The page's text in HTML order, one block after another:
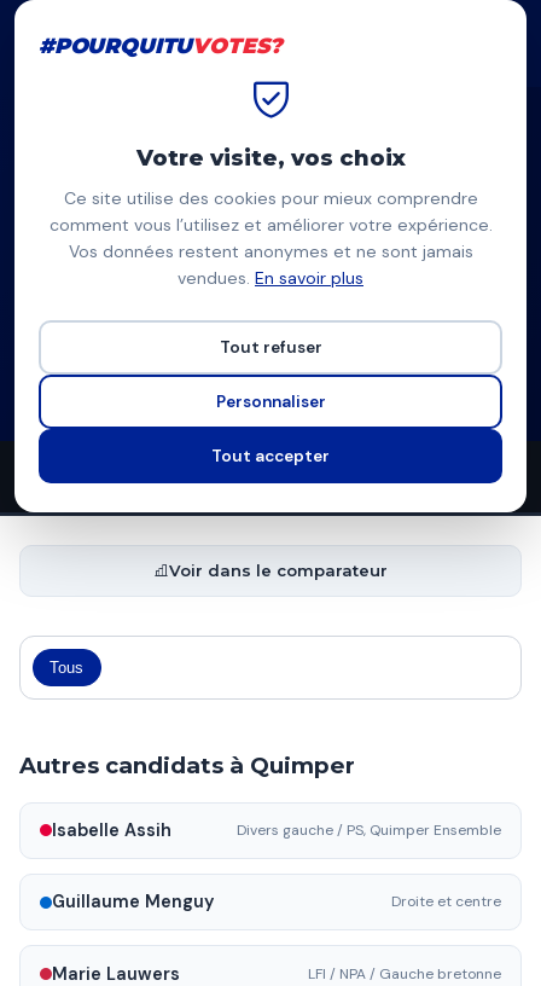
#POURQUITUVOTES?
CH
Chrystel Hénaff
Liste du Rassemblement National
0propositions0thèmes couverts4candidats en lice
Voir dans le comparateur
Tous
Autres candidats à Quimper
Isabelle Assih Divers gauche / PS, Quimper Ensemble
Guillaume Menguy Droite et centre
Marie Lauwers LFI / NPA / Gauche bretonne
#POURQUITUVOTES?
Votre visite, vos choix
Ce site utilise des cookies pour mieux comprendre
comment vous l’utilisez et améliorer votre expérience.
Vos données restent anonymes et ne sont jamais
vendues. En savoir plus
Tout refuser
Personnaliser
Tout accepter